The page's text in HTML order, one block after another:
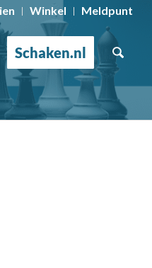
Winkel Meldpunt
Schaken.nl